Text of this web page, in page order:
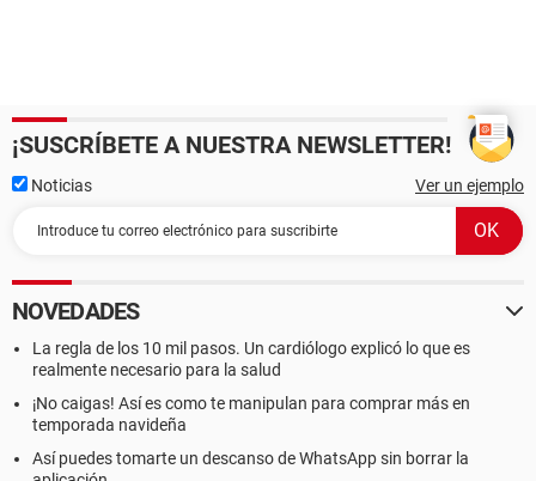
¡SUSCRÍBETE A NUESTRA NEWSLETTER!
Noticias Ver un ejemplo
NOVEDADES
La regla de los 10 mil pasos. Un cardiólogo explicó lo que es
realmente necesario para la salud
¡No caigas! Así es como te manipulan para comprar más en
temporada navideña
Así puedes tomarte un descanso de WhatsApp sin borrar la